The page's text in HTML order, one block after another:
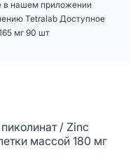
в нашем приложении
Tetralab Доступное
мг 90 шт
/ Zinc
массой 180 мг